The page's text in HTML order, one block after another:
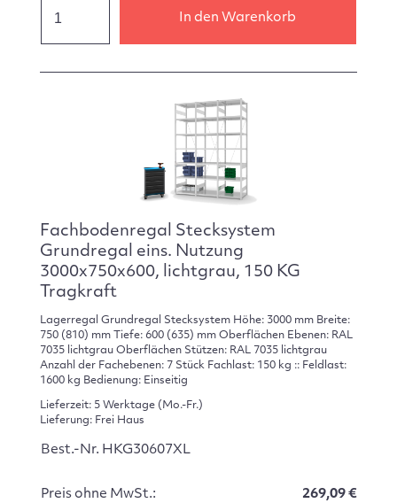
In den Warenkorb
Fachbodenregal Stecksystem
Grundregal eins. Nutzung
3000x750x600, lichtgrau, 150 KG
Tragkraft
Lagerregal Grundregal Stecksystem Höhe: 3000 mm Breite:
750 (810) mm Tiefe: 600 (635) mm Oberflächen Ebenen: RAL
7035 lichtgrau Oberflächen Stützen: RAL 7035 lichtgrau
Anzahl der Fachebenen: 7 Stück Fachlast: 150 kg :: Feldlast:
1600 kg Bedienung: Einseitig
Lieferzeit: 5 Werktage (Mo.-Fr.)
Lieferung: Frei Haus
Best.-Nr. HKG30607XL
Preis ohne MwSt.:
269,09 €